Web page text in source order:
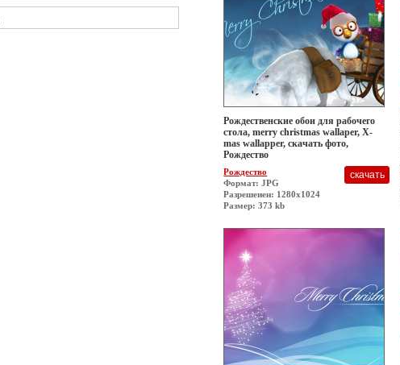
Рождественские обои для рабочего
стола, merry christmas wallaper, X-
mas wallapper, скачать фото,
Рождество
Рождество
Формат: JPG
Разрешеиен: 1280x1024
Размер: 373 kb